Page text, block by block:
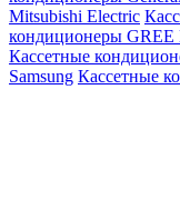
Mitsubishi Electric
кондиционеры GREE
Кассетные
Samsung Кассетные